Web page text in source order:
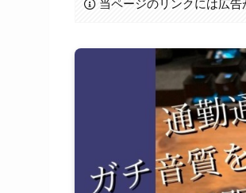
当ページのリンクには広告